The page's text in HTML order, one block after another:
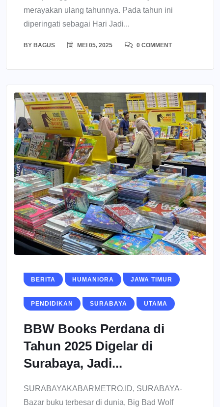
merayakan ulang tahunnya. Pada tahun ini
diperingati sebagai Hari Jadi...
BY BAGUS MEI 05, 2025 0 COMMENT
BERITA HUMANIORA JAWA TIMUR
PENDIDIKAN SURABAYA UTAMA
BBW Books Perdana di
Tahun 2025 Digelar di
Surabaya, Jadi...
SURABAYAKABARMETRO.ID, SURABAYA-
Bazar buku terbesar di dunia, Big Bad Wolf